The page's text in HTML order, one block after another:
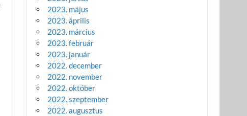
2023. május
2023. április
2023. március
2023. február
2023. január
2022. december
2022. november
2022. október
2022. szeptember
2022. augusztus